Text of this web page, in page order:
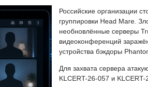
Российские организации
группировки Head Mare.
необновлённые серверы
видеоконференций
устройства бэкдоры
Для захвата сервера
KLCERT-26-057 и KLCERT-